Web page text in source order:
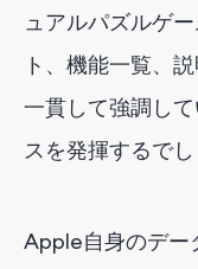
ュアルパズルゲ
ト、機能一覧、
一貫して強調し
スを発揮するでし
Apple自身のデー